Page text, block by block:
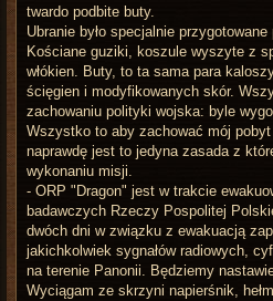
twardo podbite buty.
Ubranie było specjalnie
Kościane guziki, koszule wyszyte z
włókien. Buty, to ta sama para
ścięgien i modyfikowanych skór.
zachowaniu polityki wojska: byle
Wszystko to aby zachować mój
naprawdę jest to jedyna zasada z
wykonaniu misji.
- ORP "Dragon" jest w trakcie
badawczych Rzeczy Pospolitej
dwóch dni w związku z ewakuacją
jakichkolwiek sygnałów radiowych,
na terenie Panonii. Będziemy
Wyciągam ze skrzyni napierśnik,